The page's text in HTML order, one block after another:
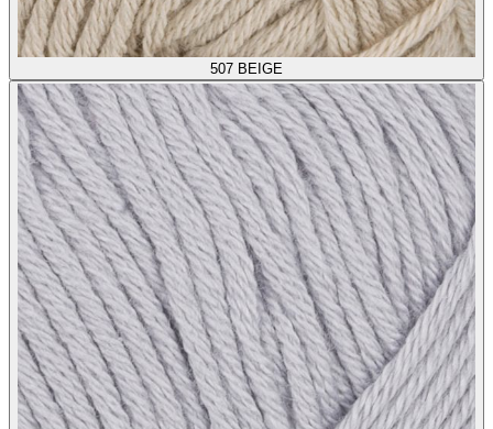
507 BEIGE